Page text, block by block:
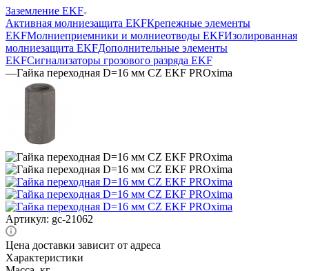
Заземление EKF
Активная молниезащита EKFКрепежные элементы
EKFМолниеприемники и молниеотводы EKFИзолированная
молниезащита EKFДополнительные элементы
EKFСигнализаторы грозового разряда EKF
—Гайка переходная D=16 мм CZ EKF PROxima
Артикул: gc-21062
Цена доставки зависит от адреса
Характеристики